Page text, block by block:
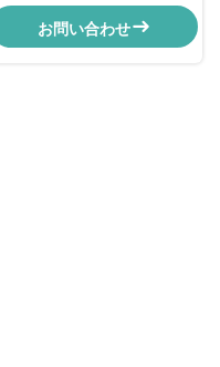
ール ゴールドフープイヤリング
お問い合わせ